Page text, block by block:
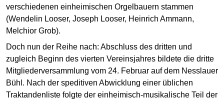
verschiedenen einheimischen Orgelbauern stammen
(Wendelin Looser, Joseph Looser, Heinrich Ammann,
Melchior Grob).
Doch nun der Reihe nach: Abschluss des dritten und
zugleich Beginn des vierten Vereinsjahres bildete die dritte
Mitgliederversammlung vom 24. Februar auf dem Nesslauer
Bühl. Nach der speditiven Abwicklung einer üblichen
Traktandenliste folgte der einheimisch-musikalische Teil der